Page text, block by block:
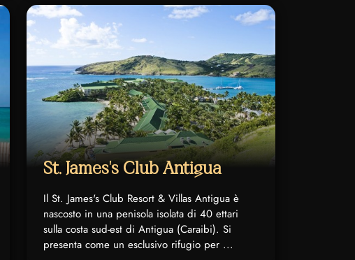
St. James's Club Antigua
Il St. James's Club Resort & Villas Antigua è
nascosto in una penisola isolata di 40 ettari
sulla costa sud-est di Antigua (Caraibi). Si
presenta come un esclusivo rifugio per ...